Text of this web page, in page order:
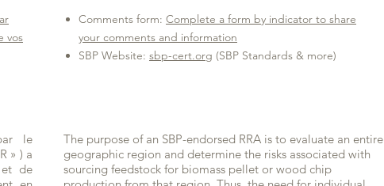
vos
Comments form: Complete a form by indicator to share
your comments and information
SBP Website: sbp-cert.org (SBP Standards & more)
le
» ) a
et de
The purpose of an SBP-endorsed RRA is to evaluate an entire
geographic region and determine the risks associated with
sourcing feedstock for biomass pellet or wood chip